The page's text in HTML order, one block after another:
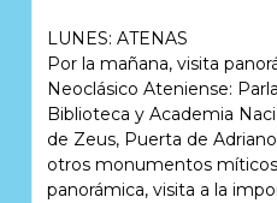
LUNES: ATENAS
Por la mañana, visita
Neoclásico Ateniense:
Biblioteca y Academia
de Zeus, Puerta de
otros monumentos
panorámica, visita a la